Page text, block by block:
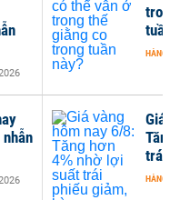
trái
HÀNG
HÀNG